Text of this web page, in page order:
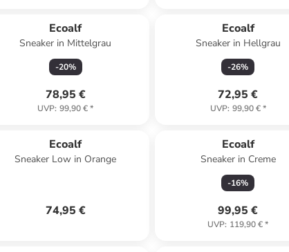
Ecoalf
Sneaker in Mittelgrau
-20%
78,95 €
UVP: 99,90 €*
Ecoalf
Sneaker in Hellgrau
-26%
72,95 €
UVP: 99,90 €*
Ecoalf
Sneaker Low in Orange
74,95 €
Ecoalf
Sneaker in Creme
-16%
99,95 €
UVP: 119,90 €*